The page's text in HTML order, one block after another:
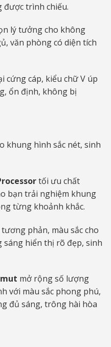
được trình chiếu.
lý tưởng cho không
văn phòng có diện tích
cứng cáp, kiểu chữ V úp
ổn định, không bị
khung hình sắc nét, sinh
tối ưu chất
bạn trải nghiệm khung
từng khoảnh khắc.
phản, màu sắc cho
sáng hiển thị rõ đẹp, sinh
mở rộng số lượng
với màu sắc phong phú,
đủ sáng, trông hài hòa